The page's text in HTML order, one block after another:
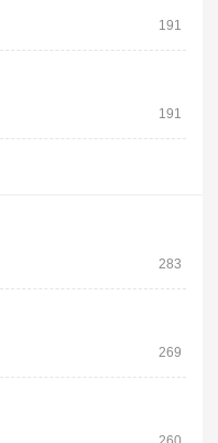
191
191
283
269